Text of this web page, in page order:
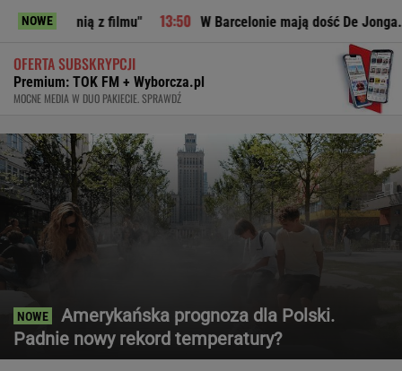
NOWE
filmu" W Barcelonie mają dość De Jonga. Ta sytuacja
OFERTA SUBSKRYPCJI
Premium: TOK FM + Wyborcza.pl
MOCNE MEDIA W DUO PAKIECIE. SPRAWDŹ
Amerykańska prognoza dla Polski.
Padnie nowy rekord temperatury?